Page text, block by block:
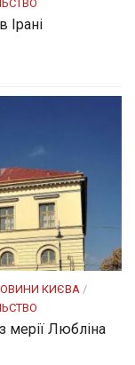
Ірані
КИЄВА /
мерії Любліна